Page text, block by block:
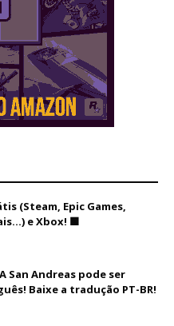
(Steam, Epic Games,
e Xbox! 🟩
San Andreas pode ser
Baixe a tradução PT-BR!